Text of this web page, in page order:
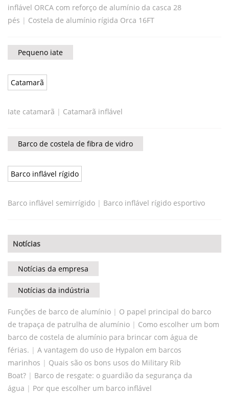
inflável ORCA com reforço de alumínio da casca 28
pés | Costela de alumínio rígida Orca 16FT
Pequeno iate
Catamarã
Iate catamarã | Catamarã inflável
Barco de costela de fibra de vidro
Barco inflável rígido
Barco inflável semirrígido | Barco inflável rígido esportivo
Notícias
Notícias da empresa
Notícias da indústria
Funções de barco de alumínio | O papel principal do barco
de trapaça de patrulha de alumínio | Como escolher um bom
barco de costela de alumínio para brincar com água de
férias. | A vantagem do uso de Hypalon em barcos
marinhos | Quais são os bons usos do Military Rib
Boat? | Barco de resgate: o guardião da segurança da
água | Por que escolher um barco inflável